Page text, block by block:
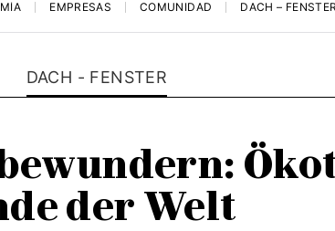
EMPRESAS COMUNIDAD DACH – FENSTER
DACH - FENSTER
der Welt